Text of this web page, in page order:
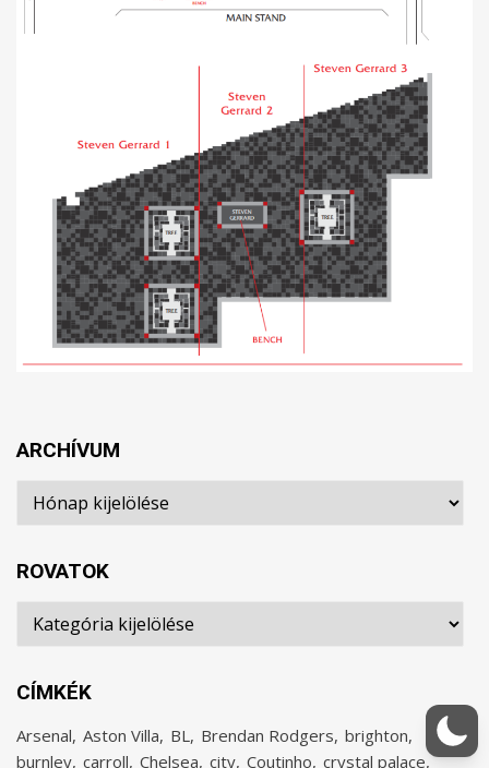
ARCHÍVUM
Archívum
ROVATOK
Rovatok
CÍMKÉK
Arsenal Aston Villa BL Brendan Rodgers brighton
burnley carroll Chelsea city Coutinho crystal palace